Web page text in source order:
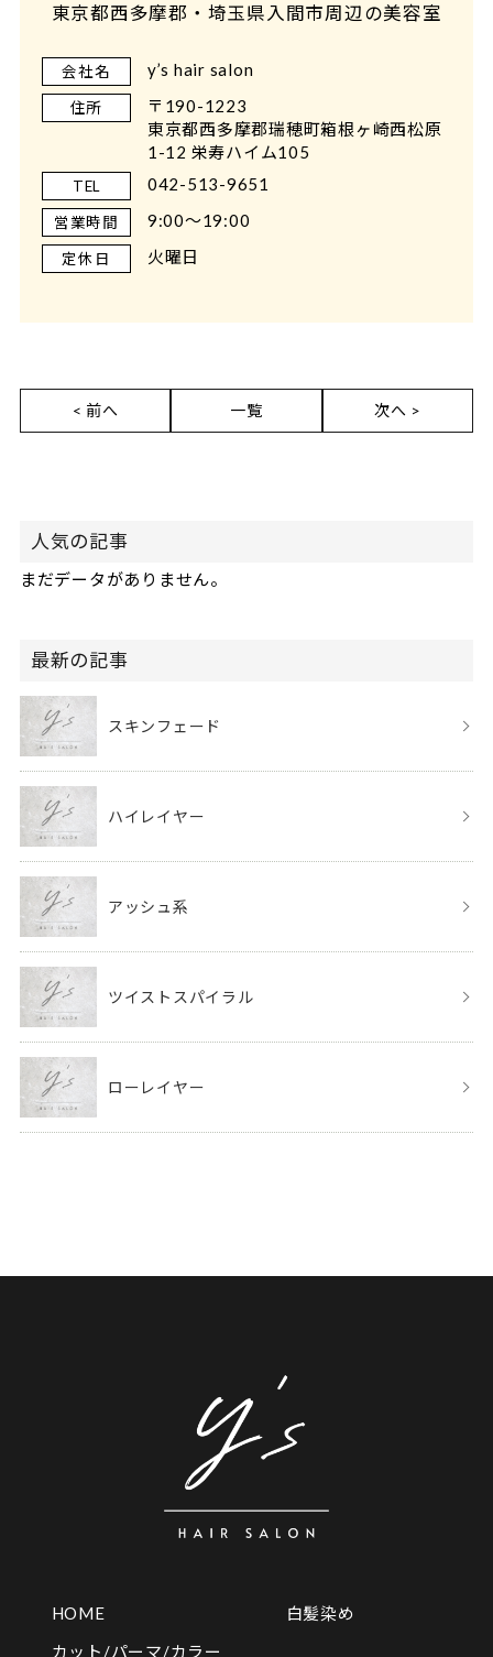
東京都西多摩郡・埼玉県入間市周辺の美容室
会社名 y’s hair salon
住所
〒190-1223
東京都西多摩郡瑞穂町箱根ヶ崎西松原
1-12 栄寿ハイム105
TEL 042-513-9651
営業時間 9:00～19:00
定休日 火曜日
< 前へ 一覧 次へ >
人気の記事
まだデータがありません。
最新の記事
スキンフェード
ハイレイヤー
アッシュ系
ツイストスパイラル
ローレイヤー
HOME
カット/パーマ/カラー
白髪染め